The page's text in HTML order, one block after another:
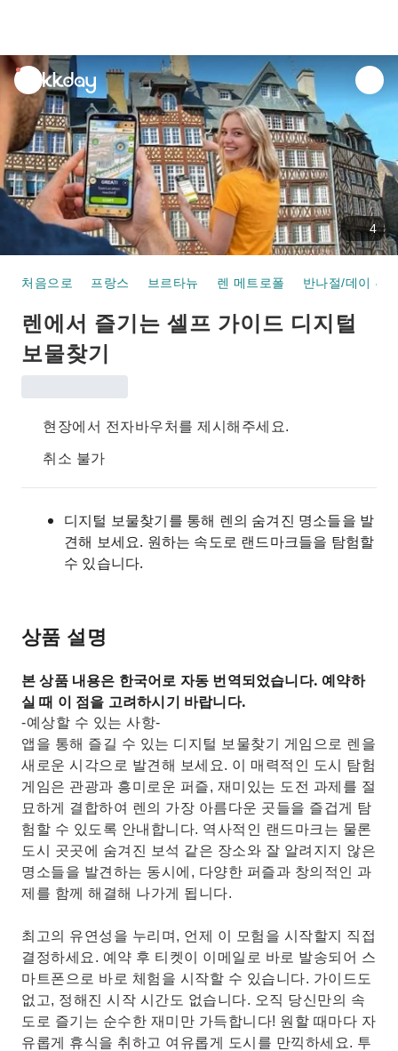
unread
notifications
4
처음으로 프랑스 브르타뉴 렌 메트로폴 반나절/데이 투
렌에서 즐기는 셀프 가이드 디지털
보물찾기
현장에서 전자바우처를 제시해주세요.
취소 불가
디지털 보물찾기를 통해 렌의 숨겨진 명소들을 발
견해 보세요. 원하는 속도로 랜드마크들을 탐험할
수 있습니다.
상품 설명
본 상품 내용은 한국어로 자동 번역되었습니다. 예약하
실 때 이 점을 고려하시기 바랍니다.
-예상할 수 있는 사항-
앱을 통해 즐길 수 있는 디지털 보물찾기 게임으로 렌을
새로운 시각으로 발견해 보세요. 이 매력적인 도시 탐험
게임은 관광과 흥미로운 퍼즐, 재미있는 도전 과제를 절
묘하게 결합하여 렌의 가장 아름다운 곳들을 즐겁게 탐
험할 수 있도록 안내합니다. 역사적인 랜드마크는 물론
도시 곳곳에 숨겨진 보석 같은 장소와 잘 알려지지 않은
명소들을 발견하는 동시에, 다양한 퍼즐과 창의적인 과
제를 함께 해결해 나가게 됩니다.
최고의 유연성을 누리며, 언제 이 모험을 시작할지 직접
결정하세요. 예약 후 티켓이 이메일로 바로 발송되어 스
마트폰으로 바로 체험을 시작할 수 있습니다. 가이드도
없고, 정해진 시작 시간도 없습니다. 오직 당신만의 속
도로 즐기는 순수한 재미만 가득합니다! 원할 때마다 자
유롭게 휴식을 취하고 여유롭게 도시를 만끽하세요. 투